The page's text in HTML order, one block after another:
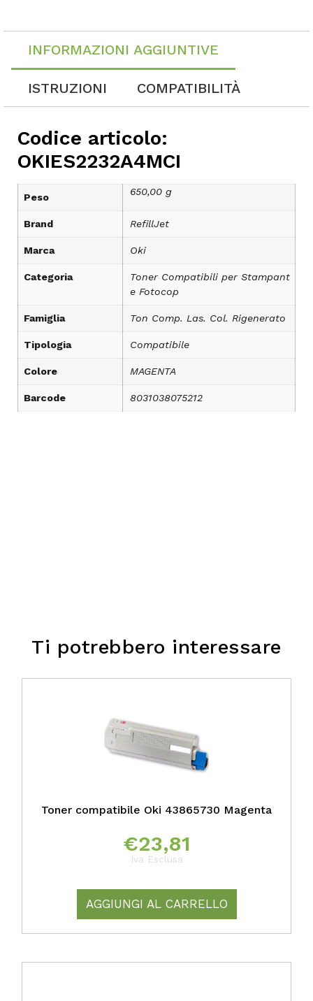
INFORMAZIONI AGGIUNTIVE
ISTRUZIONI COMPATIBILITÀ
Codice articolo:
OKIES2232A4MCI
Peso 650,00 g
Brand RefillJet
Marca Oki
Categoria
Toner Compatibili per Stampant
e Fotocop
Famiglia Ton Comp. Las. Col. Rigenerato
Tipologia Compatibile
Colore MAGENTA
Barcode 8031038075212
Ti potrebbero interessare
Toner compatibile Oki 43865730 Magenta
€23,81
Iva Esclusa
AGGIUNGI AL CARRELLO